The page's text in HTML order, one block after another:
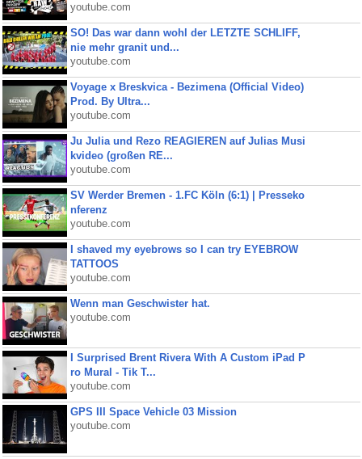
youtube.com
SO! Das war dann wohl der LETZTE SCHLIFF,
nie mehr granit und...
youtube.com
Voyage x Breskvica - Bezimena (Official Video)
Prod. By Ultra...
youtube.com
Ju Julia und Rezo REAGIEREN auf Julias Musi
kvideo (großen RE...
youtube.com
SV Werder Bremen - 1.FC Köln (6:1) | Presseko
nferenz
youtube.com
I shaved my eyebrows so I can try EYEBROW
TATTOOS
youtube.com
Wenn man Geschwister hat.
youtube.com
I Surprised Brent Rivera With A Custom iPad P
ro Mural - Tik T...
youtube.com
GPS III Space Vehicle 03 Mission
youtube.com